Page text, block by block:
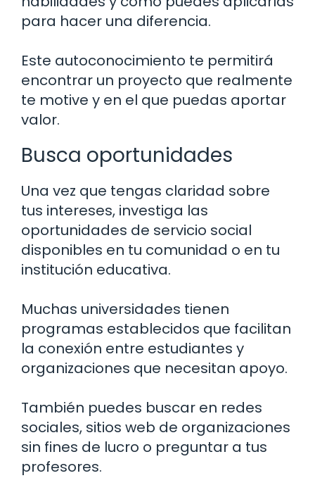
para hacer una diferencia.
Este autoconocimiento te permitirá
encontrar un proyecto que realmente
te motive y en el que puedas aportar
valor.
Busca oportunidades
Una vez que tengas claridad sobre
tus intereses, investiga las
oportunidades de servicio social
disponibles en tu comunidad o en tu
institución educativa.
Muchas universidades tienen
programas establecidos que facilitan
la conexión entre estudiantes y
organizaciones que necesitan apoyo.
También puedes buscar en redes
sociales, sitios web de organizaciones
sin fines de lucro o preguntar a tus
profesores.